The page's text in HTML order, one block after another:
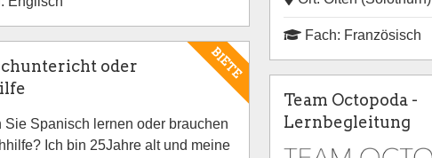
BIETE
oder
Sie Spanisch lernen oder brauchen
Ich bin 25Jahre alt und meine
Fach: Französisch
Team Octopoda -
Lernbegleitung